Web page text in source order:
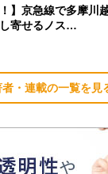
】京急線で多摩川
寄せるノス…
者・連載の一覧を見